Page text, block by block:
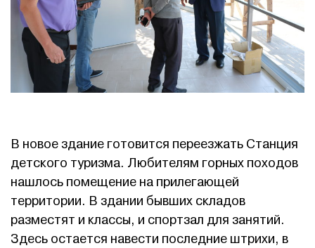
В новое здание готовится переезжать Станция
детского туризма. Любителям горных походов
нашлось помещение на прилегающей
территории. В здании бывших складов
разместят и классы, и спортзал для занятий.
Здесь остается навести последние штрихи, в